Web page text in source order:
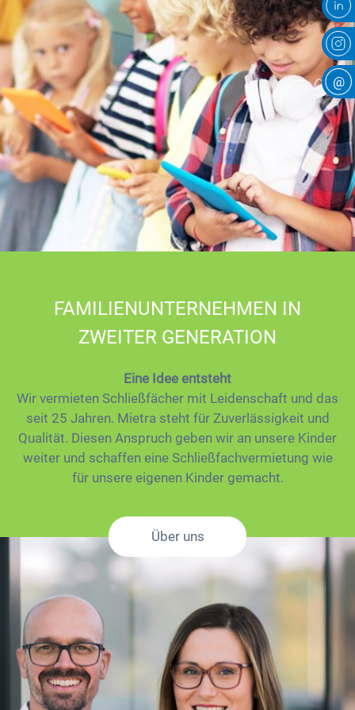
@
FAMILIENUNTERNEHMEN IN
ZWEITER GENERATION
Eine Idee entsteht
Wir vermieten Schließfächer mit Leidenschaft und das
seit 25 Jahren. Mietra steht für Zuverlässigkeit und
Qualität. Diesen Anspruch geben wir an unsere Kinder
weiter und schaffen eine Schließfachvermietung wie
für unsere eigenen Kinder gemacht.
Über uns